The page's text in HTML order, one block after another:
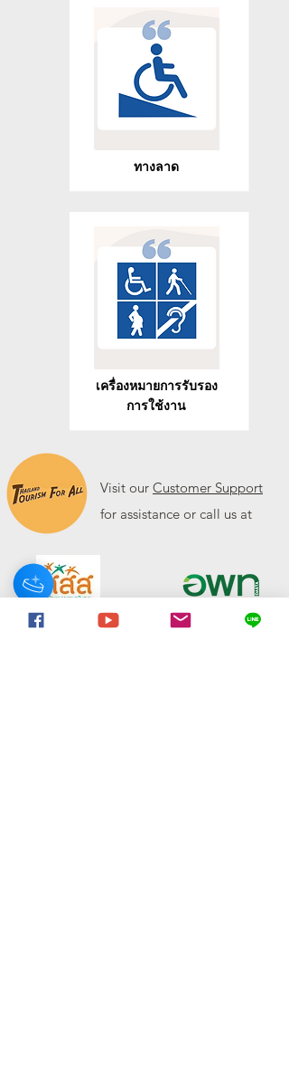
ทางลาด
เครื่องหมายการรับรอง
การใช้งาน
Visit our Customer Support
for assistance or call us at